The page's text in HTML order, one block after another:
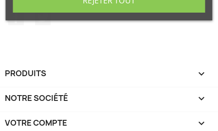
FacebookTwitter
PRODUITS 
NOTRE SOCIÉTÉ 
VOTRE COMPTE 